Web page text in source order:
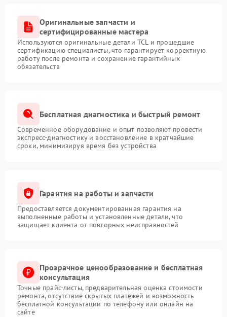
Оригинальные запчасти и
сертифицированные мастера
Используются оригинальные детали TCL и прошедшие
сертификацию специалисты, что гарантирует корректную
работу после ремонта и сохранение гарантийных
обязательств
Бесплатная диагностика и быстрый ремонт
Современное оборудование и опыт позволяют провести
экспресс-диагностику и восстановление в кратчайшие
сроки, минимизируя время без устройства
Гарантия на работы и запчасти
Предоставляется документированная гарантия на
выполненные работы и установленные детали, что
защищает клиента от повторных неисправностей
Прозрачное ценообразование и бесплатная
консультация
Точные прайс-листы, предварительная оценка стоимости
ремонта, отсутствие скрытых платежей и возможность
бесплатной консультации по телефону или онлайн на
сайте